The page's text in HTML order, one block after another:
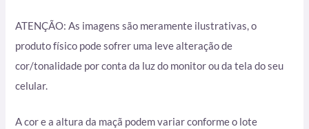
ATENÇÃO: As imagens são meramente ilustrativas, o
produto físico pode sofrer uma leve alteração de
cor/tonalidade por conta da luz do monitor ou da tela do seu
celular.
A cor e a altura da maçã podem variar conforme o lote